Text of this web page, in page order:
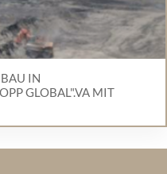
IN
GLOBAL".VA MIT